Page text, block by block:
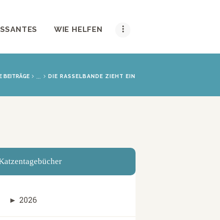
WIE HELFEN
BEITRÄGE ... DIE RASSELBANDE ZIEHT EIN
► 2026